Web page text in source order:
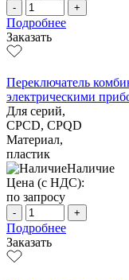
- +
Подробнее
Заказать
Переключатель
электрическими
Для серий,
CPCD, CPQD
Материал,
пластик
Наличие
Цена (с НДС):
по запросу
- +
Подробнее
Заказать